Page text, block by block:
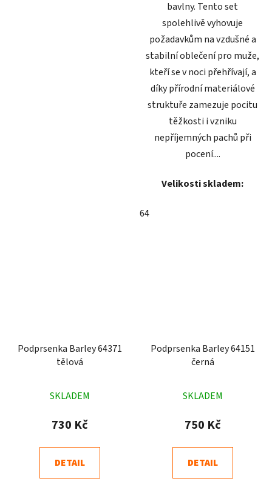
bavlny. Tento set
spolehlivě vyhovuje
požadavkům na vzdušné a
stabilní oblečení pro muže,
kteří se v noci přehřívají, a
díky přírodní materiálové
struktuře zamezuje pocitu
těžkosti i vzniku
nepříjemných pachů při
pocení....
Velikosti skladem:
64
Podprsenka Barley 64371
tělová
hodnocení
produktu
4,7
z
SKLADEM
730 Kč
DETAIL
Podprsenka Barley 64151
černá
hodnocení
produktu
4,9
z
SKLADEM
750 Kč
DETAIL